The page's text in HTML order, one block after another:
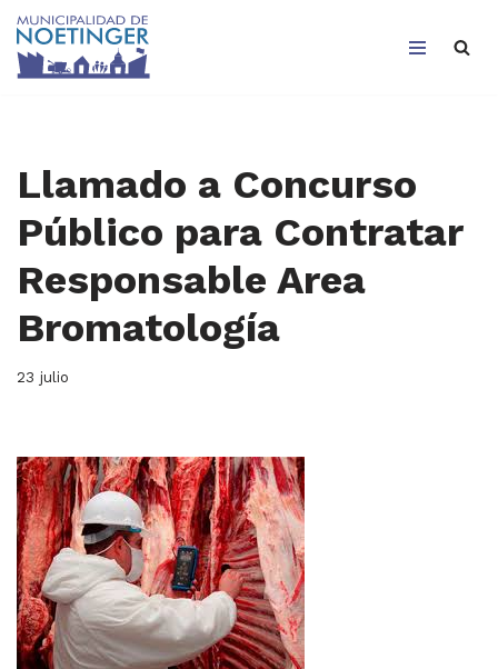
Saltar
Llamado a Concurso
Público para Contratar
Responsable Area
Bromatología
23 julio